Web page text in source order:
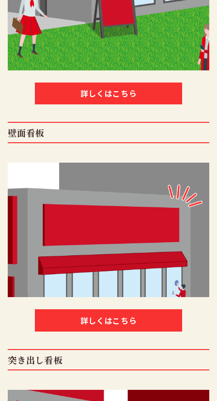
詳しくはこちら
壁面看板
詳しくはこちら
突き出し看板